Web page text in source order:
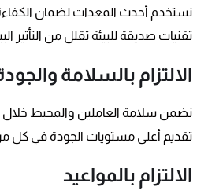
نستخدم أحدث المعدات لضمان الكفاءة
تقنيات صديقة للبيئة تقلل من التأثير
الالتزام بالسلامة
نضمن سلامة العاملين والمحيط خلال
تقديم أعلى مستويات الجودة في كل
الالتزام بالمواعيد